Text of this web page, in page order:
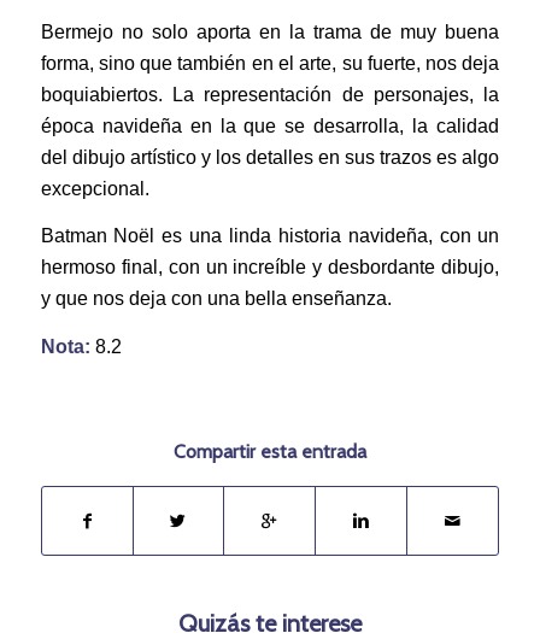
Bermejo no solo aporta en la trama de muy buena
forma, sino que también en el arte, su fuerte, nos deja
boquiabiertos. La representación de personajes, la
época navideña en la que se desarrolla, la calidad
del dibujo artístico y los detalles en sus trazos es algo
excepcional.
Batman Noël es una linda historia navideña, con un
hermoso final, con un increíble y desbordante dibujo,
y que nos deja con una bella enseñanza.
Nota: 8.2
Compartir esta entrada
Quizás te interese